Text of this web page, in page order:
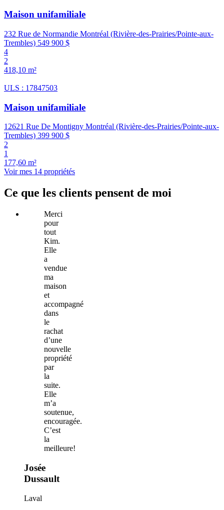
Maison unifamiliale
232 Rue de Normandie Montréal (Rivière-des-Prairies/Pointe-aux-
Trembles) 549 900 $
4
2
418,10 m²
ULS : 17847503
Maison unifamiliale
12621 Rue De Montigny Montréal (Rivière-des-Prairies/Pointe-aux-
Trembles) 399 900 $
2
1
177,60 m²
Voir mes 14 propriétés
Ce que les clients pensent de moi
Merci
pour
tout
Kim.
Elle
a
vendue
ma
maison
et
accompagné
dans
le
rachat
d’une
nouvelle
propriété
par
la
suite.
Elle
m’a
soutenue,
encouragée.
C’est
la
meilleure!
Josée
Dussault
Laval